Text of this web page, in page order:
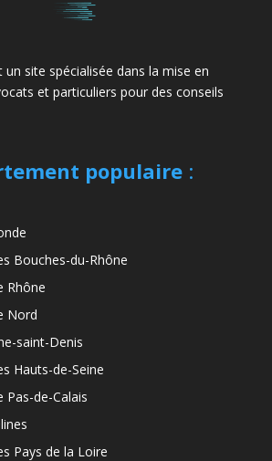
site spécialisée dans la mise en
et particuliers pour des conseils
populaire:
Bouches-du-Rhône
Rhône
Nord
saint-Denis
Hauts-de-Seine
Pas-de-Calais
Pays de la Loire